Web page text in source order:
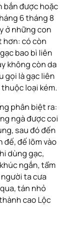
bắn được hoặc
6 tháng 8
ở những con
hơn: có còn
bao bì liên
không còn da
gọi là gạc liên
loại kém.
phân biệt ra:
ngà được coi
sau đó đến
đế, đế lõm vào
dùng gạc,
ngắn, tẩm
ta cưa
tán nhỏ
cao Lộc